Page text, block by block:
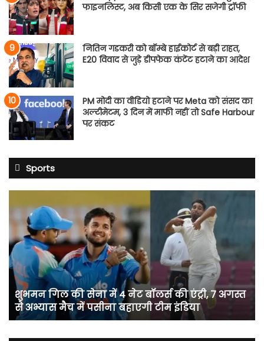
फाइनलिस्ट, अब किसी एक के सिर सजेगी ट्रॉफी
नितिन गडकरी को बॉम्बे हाईकोर्ट से बड़ी राहत,
E20 विवाद से जुड़े डीपफेक कंटेंट हटाने का आदेश
PM मोदी का वीडियो हटाने पर Meta को संसद का
अल्टीमेटम, 3 दिन में माफी नहीं तो Safe Harbour
पर संकट
Sports
गिल
की
में
4
नेट
बॉलर्स
की
एंट्री,
7
शुभमन गिल की सेना में 4 नेट बॉलर्स की एंट्री, 7 अगस्त
से अभ्यास मैच में पसीना बहाएगी टीम इंडिया